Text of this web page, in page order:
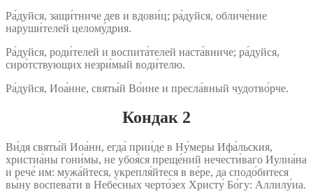
Ра́дуйся, защи́тниче дев и вдови́ц; ра́дуйся, обличе́ние
наруши́телей целому́дрия.
Ра́дуйся, роди́телей и воспита́телей наста́вниче; ра́дуйся,
сиро́тствующих незри́мый води́телю.
Ра́дуйся, Иоа́нне, святы́й Во́ине и пресла́вный чудотво́рче.
Кондак 2
Ви́дя святы́й Иоа́нн, егда́ прии́де в Ну́меры Ифа́льския,
христиа́ны гони́мы, не убоя́ся преще́ний нечести́ваго Иулиа́на
и рече́ им: мужа́йтеся, укрепля́йтеся в ве́ре, да сподо́битеся
вы́ну воспева́ти в Небе́сных черто́зех Христу́ Бо́гу: Аллилу́иа.